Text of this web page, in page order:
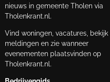
nieuws in gemeente Tholen via
Tholenkrant.nl.
Vind woningen, vacatures, bekijk
meldingen en zie wanneer
evenementen plaatsvinden op
Tholenkrant.nl.